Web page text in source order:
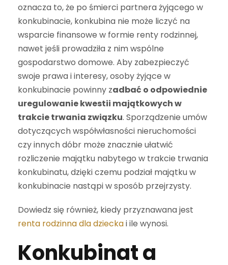
oznacza to, że po śmierci partnera żyjącego w
konkubinacie, konkubina nie może liczyć na
wsparcie finansowe w formie renty rodzinnej,
nawet jeśli prowadziła z nim wspólne
gospodarstwo domowe. Aby zabezpieczyć
swoje prawa i interesy, osoby żyjące w
konkubinacie powinny zadbać o odpowiednie
uregulowanie kwestii majątkowych w
trakcie trwania związku. Sporządzenie umów
dotyczących współwłasności nieruchomości
czy innych dóbr może znacznie ułatwić
rozliczenie majątku nabytego w trakcie trwania
konkubinatu, dzięki czemu podział majątku w
konkubinacie nastąpi w sposób przejrzysty.
Dowiedz się również, kiedy przyznawana jest
renta rodzinna dla dzieckai ile wynosi.
Konkubinat a